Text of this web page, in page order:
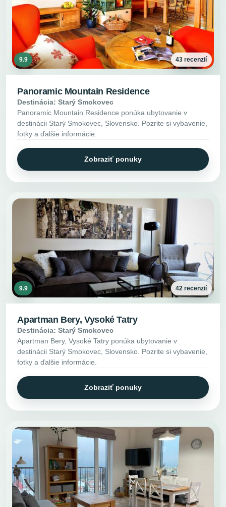
9.9 43 recenzií
Panoramic Mountain Residence
Destinácia: Starý Smokovec
Panoramic Mountain Residence ponúka ubytovanie v
destinácii Starý Smokovec, Slovensko. Pozrite si vybavenie,
fotky a ďalšie informácie.
Zobraziť ponuky
9.9 42 recenzií
Apartman Bery, Vysoké Tatry
Destinácia: Starý Smokovec
Apartman Bery, Vysoké Tatry ponúka ubytovanie v
destinácii Starý Smokovec, Slovensko. Pozrite si vybavenie,
fotky a ďalšie informácie.
Zobraziť ponuky